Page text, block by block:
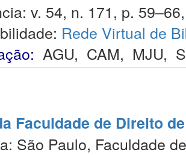
v. 54, n. 171, p.
Rede Virtual de
AGU, CAM, MJU,
Faculdade de Direito
São Paulo, Faculdade